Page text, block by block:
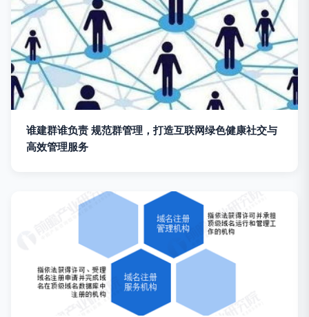
谁建群谁负责 规范群管理，打造互联网绿色健康社交与
高效管理服务